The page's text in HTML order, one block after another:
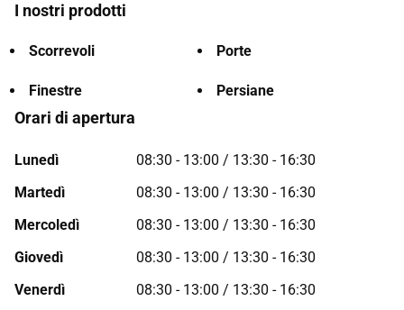
I nostri prodotti
Scorrevoli Porte
Finestre Persiane
Orari di apertura
Lunedì
08:30 - 13:00 / 13:30 - 16:30
Martedì
08:30 - 13:00 / 13:30 - 16:30
Mercoledì
08:30 - 13:00 / 13:30 - 16:30
Giovedì
08:30 - 13:00 / 13:30 - 16:30
Venerdì
08:30 - 13:00 / 13:30 - 16:30